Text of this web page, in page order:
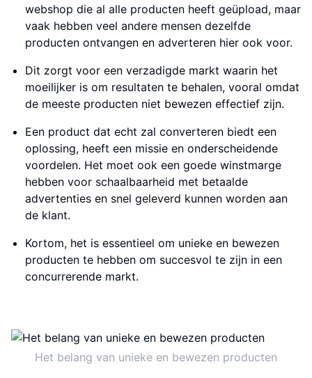
webshop die al alle producten heeft geüpload, maar
vaak hebben veel andere mensen dezelfde
producten ontvangen en adverteren hier ook voor.
Dit zorgt voor een verzadigde markt waarin het
moeilijker is om resultaten te behalen, vooral omdat
de meeste producten niet bewezen effectief zijn.
Een product dat echt zal converteren biedt een
oplossing, heeft een missie en onderscheidende
voordelen. Het moet ook een goede winstmarge
hebben voor schaalbaarheid met betaalde
advertenties en snel geleverd kunnen worden aan
de klant.
Kortom, het is essentieel om unieke en bewezen
producten te hebben om succesvol te zijn in een
concurrerende markt.
Het belang van unieke en bewezen producten